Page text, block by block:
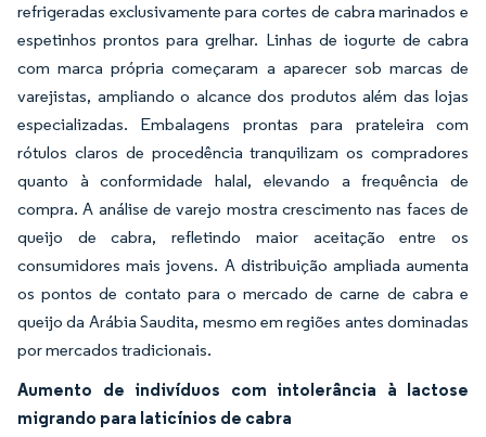
refrigeradas exclusivamente para cortes de cabra marinados e
espetinhos prontos para grelhar. Linhas de iogurte de cabra
com marca própria começaram a aparecer sob marcas de
varejistas, ampliando o alcance dos produtos além das lojas
especializadas. Embalagens prontas para prateleira com
rótulos claros de procedência tranquilizam os compradores
quanto à conformidade halal, elevando a frequência de
compra. A análise de varejo mostra crescimento nas faces de
queijo de cabra, refletindo maior aceitação entre os
consumidores mais jovens. A distribuição ampliada aumenta
os pontos de contato para o mercado de carne de cabra e
queijo da Arábia Saudita, mesmo em regiões antes dominadas
por mercados tradicionais.
Aumento de indivíduos com intolerância à lactose
migrando para laticínios de cabra